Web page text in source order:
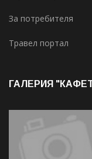
За потребителя
Травел портал
ГАЛЕРИЯ